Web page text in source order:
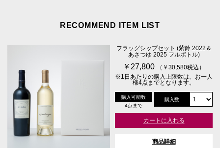
RECOMMEND ITEM LIST
フラッグシップセット (紫鈴 2022＆
あさつゆ 2025 フルボトル)
￥27,800
（￥30,580税込）
※1日あたりの購入上限数は、お一人
様4点までとなります。
購入可能数
4点まで
購入数
カートに入れる
商品詳細